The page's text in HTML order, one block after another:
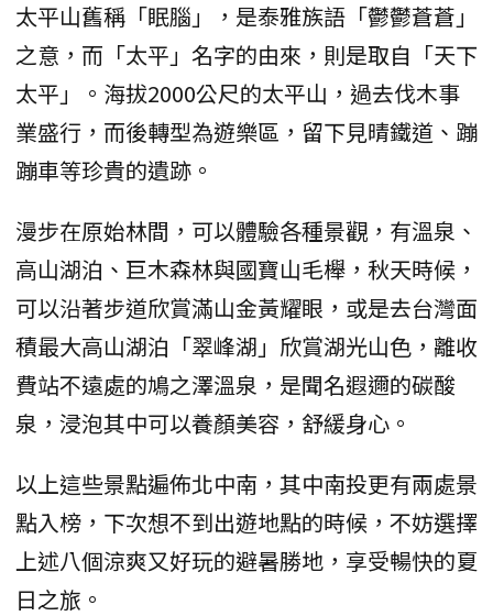
太平山舊稱「眠腦」，是泰雅族語「鬱鬱蒼蒼」
之意，而「太平」名字的由來，則是取自「天下
太平」。海拔2000公尺的太平山，過去伐木事
業盛行，而後轉型為遊樂區，留下見晴鐵道、蹦
蹦車等珍貴的遺跡。
漫步在原始林間，可以體驗各種景觀，有溫泉、
高山湖泊、巨木森林與國寶山毛櫸，秋天時候，
可以沿著步道欣賞滿山金黃耀眼，或是去台灣面
積最大高山湖泊「翠峰湖」欣賞湖光山色，離收
費站不遠處的鳩之澤溫泉，是聞名遐邇的碳酸
泉，浸泡其中可以養顏美容，舒緩身心。
以上這些景點遍佈北中南，其中南投更有兩處景
點入榜，下次想不到出遊地點的時候，不妨選擇
上述八個涼爽又好玩的避暑勝地，享受暢快的夏
日之旅。